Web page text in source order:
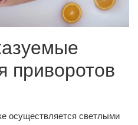
приворотов
осуществляется светлыми